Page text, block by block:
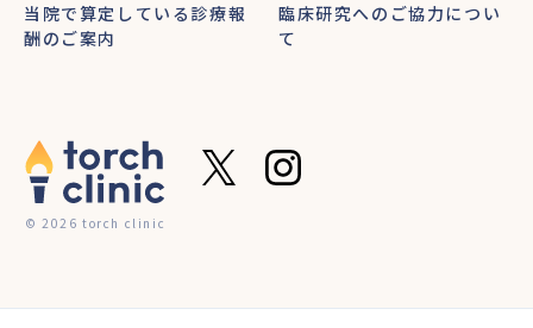
当院で算定している診療報
酬のご案内
臨床研究へのご協力につい
て
© 2026 torch clinic